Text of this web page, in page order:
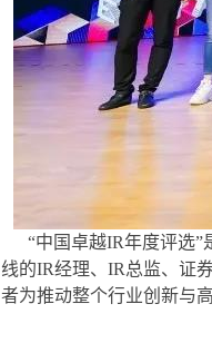
“中国卓越IR年度评选”
线的IR经理、IR总监、证
者为推动整个行业创新与